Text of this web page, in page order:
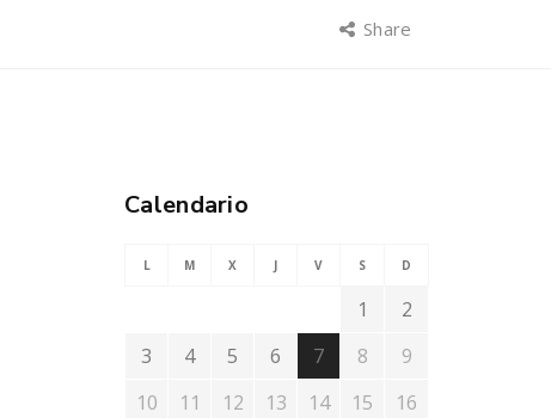
Share
Calendario
L M X J V S D
1
2
3
4 5 6 7 8
9
10
11 12 13 14 15
16